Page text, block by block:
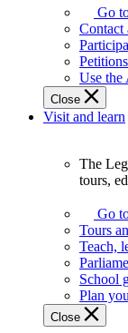
Legislature
works
best
when
get
involved.
Go
Contact
Petitions
Use the
Close
Visit and learn
Assembly
offers
variety
guided
tours,
education
The
tours,
Go
Tours
Teach,
School
Plan
Close